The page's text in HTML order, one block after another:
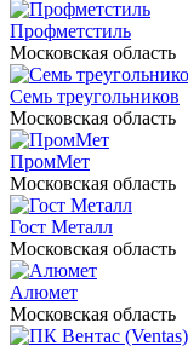
Профметстиль
Московская область
Семь треугольников
Московская область
ПромМет
Московская область
Гост Металл
Московская область
Алюмет
Московская область